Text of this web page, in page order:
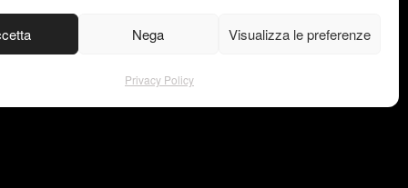
Nega Visualizza le preferenze
Privacy Policy